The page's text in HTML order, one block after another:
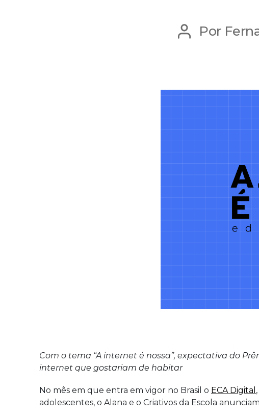
Autor
Por
Com o tema “A internet é nossa”, expectativa do
internet que gostariam de habitar
No mês em que entra em vigor no Brasil o ECA Digital
adolescentes, o Alana e o Criativos da Escola